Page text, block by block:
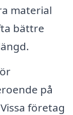
material
bättre
på
företag